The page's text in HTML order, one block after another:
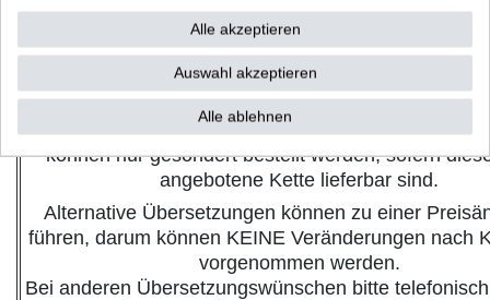
36
Eine endlos angebotene Kette kann für einen
in Höhe von 3,00 Euro auch offen mit Nietschloss
werden. Nietschlösser bedürfen eines
empfehlen die Montage über eine Fachwerkstatt,
können nur gesondert bestellt werden, sofern
angebotene Kette lieferbar sind.
Alternative Übersetzungen können zu einer
führen, darum können KEINE Veränderungen nach
vorgenommen werden.
Bei anderen Übersetzungswünschen bitte
Alle akzeptieren
Auswahl akzeptieren
Alle ablehnen